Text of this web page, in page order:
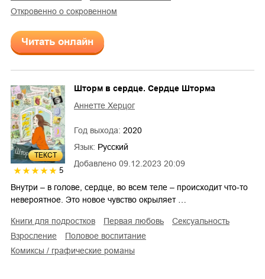
откровенно о сокровенном
Читать онлайн
ТЕКСТ
5
Добавлено 09.12.2023 20:09
Шторм в сердце. Сердце Шторма
Аннетте Херцог
Год выхода: 2020
Язык: Русский
Внутри – в голове, сердце, во всем теле – происходит что-то
невероятное. Это новое чувство окрыляет …
книги для подростков первая любовь
сексуальность
взросление
половое воспитание
комиксы / графические романы